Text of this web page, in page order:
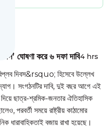
ঘোষণা করে ৬ দফা দাবি4 hrs
দিবস&rsquo; হিসেবে উল্লেখ
সংগঠনটির দাবি, দুই বছর আগে এই
ছাত্র-শ্রমিক-জনতার ঐতিহাসিক
পরবর্তী সময়ে রাষ্ট্রীয় কাঠামোর
ধারাবাহিকতাই বজায় রাখা হয়েছে।